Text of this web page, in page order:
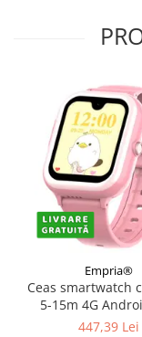
Empria®
Ceas smartwatch
5-15m 4G
AMOLED 1.72in,
447,39 Lei